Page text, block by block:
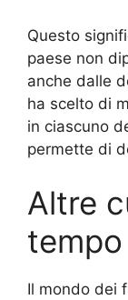
Questo
paese non
anche dalle
ha scelto di
in ciascuno
permette di
Altre
Il mondo dei